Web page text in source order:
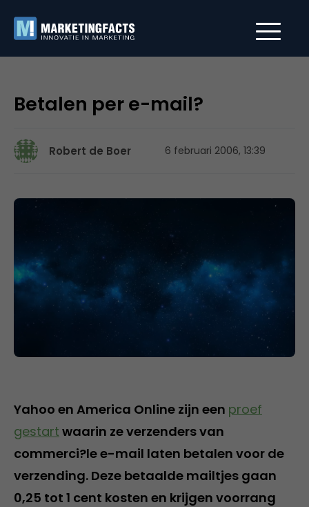
Betalen per e-mail?
Robert de Boer 6 februari 2006, 13:39
Yahoo en America Online zijn een proef
gestart waarin ze verzenders van
commerci?le e-mail laten betalen voor de
verzending. Deze betaalde mailtjes gaan
0,25 tot 1 cent kosten en krijgen voorrang